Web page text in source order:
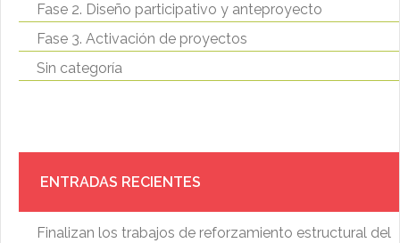
Fase 2. Diseño participativo y anteproyecto
Fase 3. Activación de proyectos
Sin categoría
ENTRADAS RECIENTES
Finalizan los trabajos de reforzamiento estructural del